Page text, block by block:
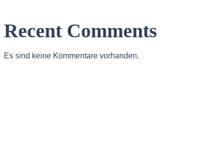
Recent Comments
Es sind keine Kommentare vorhanden.